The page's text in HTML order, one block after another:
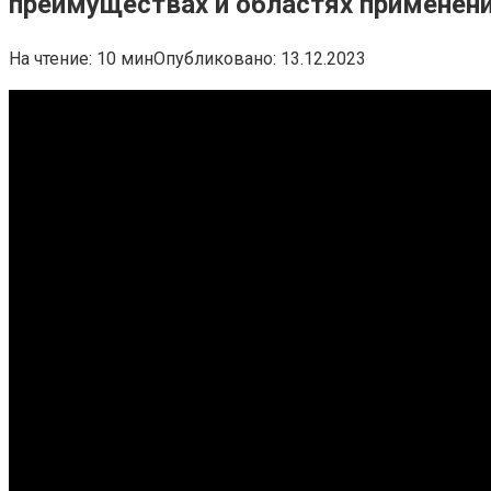
На чтение: 10 минОпубликовано: 13.12.2023